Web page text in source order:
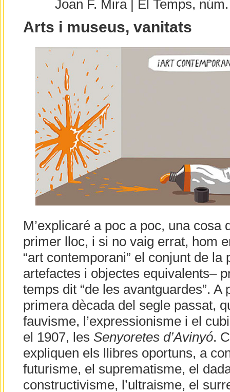
Joan F. Mira | El Temps,
Arts i museus, vanitats
M’explicaré a poc a poc, una cosa
primer lloc, i si no vaig errat, hom
“art contemporani” el conjunt de la
artefactes i objectes equivalents–
temps dit “de les avantguardes”. A
primera dècada del segle passat,
fauvisme, l’expressionisme i el
el 1907, les Senyoretes d’Avinyó.
expliquen els llibres oportuns, a
futurisme, el suprematisme, el
constructivisme, l’ultraisme, el